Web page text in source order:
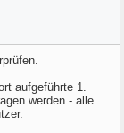
aufgeführte 1.
werden - alle